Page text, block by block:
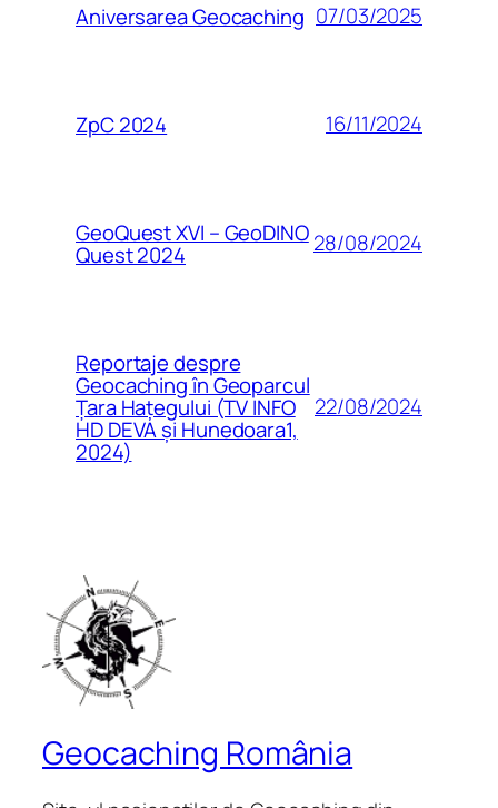
Aniversarea Geocaching 07/03/2025
ZpC 2024 16/11/2024
GeoQuest XVI – GeoDINO
Quest 2024 28/08/2024
Reportaje despre
Geocaching în Geoparcul
Țara Hațegului (TV INFO
HD DEVA și Hunedoara1,
2024)
22/08/2024
Geocaching România